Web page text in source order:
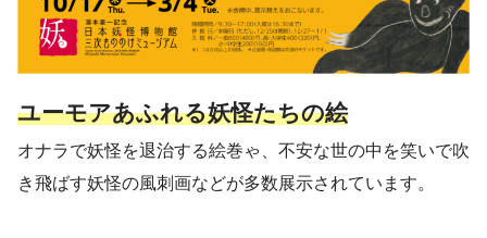
ユーモアあふれる妖怪たちの絵
オナラで妖怪を退治する絵巻ゃ、不安な世の中を笑いで吹
き飛ばす妖怪の風刺画などが多数展示されています。